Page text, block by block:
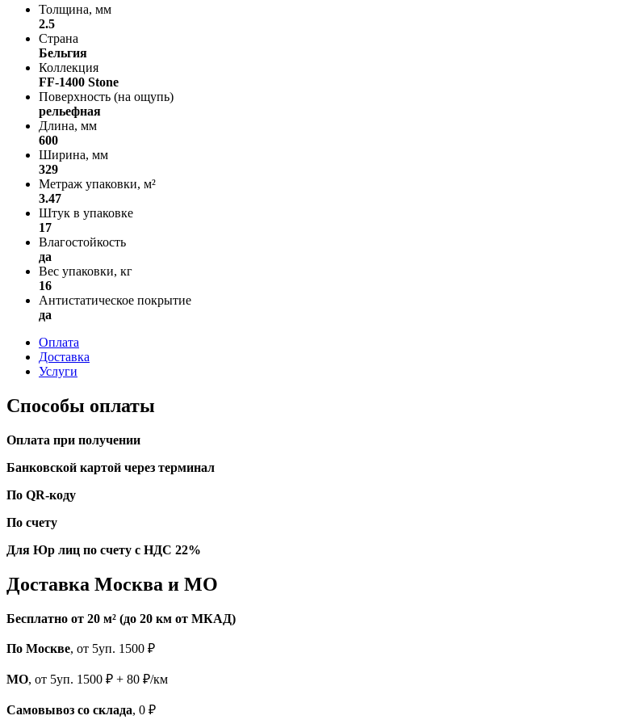
Толщина, мм
2.5
Страна
Бельгия
Коллекция
FF-1400 Stone
Поверхность (на ощупь)
рельефная
Длина, мм
600
Ширина, мм
329
Метраж упаковки, м²
3.47
Штук в упаковке
17
Влагостойкость
да
Вес упаковки, кг
16
Антистатическое покрытие
да
Оплата
Доставка
Услуги
Способы оплаты
Оплата при получении
Банковской картой через терминал
По QR-коду
По счету
Для Юр лиц по счету с НДС 22%
Доставка Москва и МО
Бесплатно от 20 м² (до 20 км от МКАД)
По Москве, от 5уп. 1500 ₽
МО, от 5уп. 1500 ₽ + 80 ₽/км
Самовывоз со склада, 0 ₽